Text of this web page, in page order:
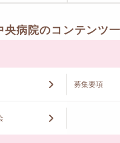
央病院のコンテンツ
募集要項